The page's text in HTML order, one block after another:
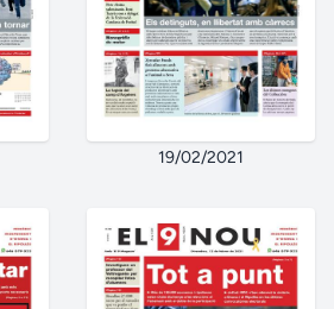
19/02/2021